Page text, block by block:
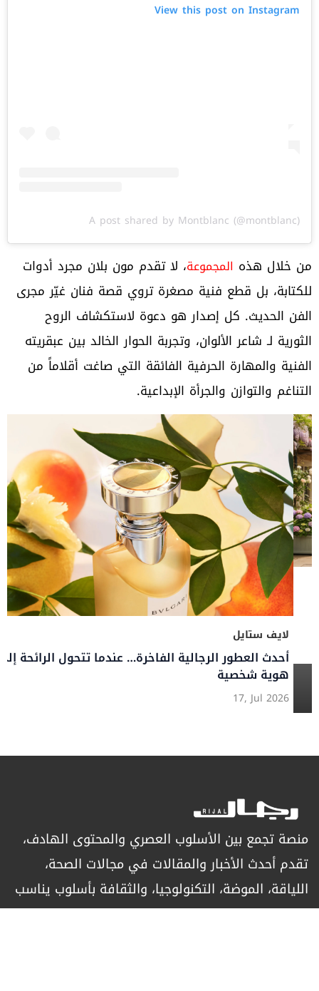
View this post on Instagram
A post shared by Montblanc (@montblanc)
من خلال هذه المجموعة، لا تقدم مون بلان مجرد أدوات
للكتابة، بل قطع فنية مصغرة تروي قصة فنان غيّر مجرى
الفن الحديث. كل إصدار هو دعوة لاستكشاف الروح
الثورية لـ شاعر الألوان، وتجربة الحوار الخالد بين عبقريته
الفنية والمهارة الحرفية الفائقة التي صاغت أقلاماً من
التناغم والتوازن والجرأة الإبداعية.
لايف ستايل
أحدث العطور الرجالية الفاخرة… عندما تتحول الرائحة
هوية شخصية
17, Jul 2026
منصة تجمع بين الأسلوب العصري والمحتوى الهادف،
تقدم أحدث الأخبار والمقالات في مجالات الصحة،
اللياقة، الموضة، التكنولوجيا، والثقافة بأسلوب يناسب
الرجل العصري الباحث عن التميز.